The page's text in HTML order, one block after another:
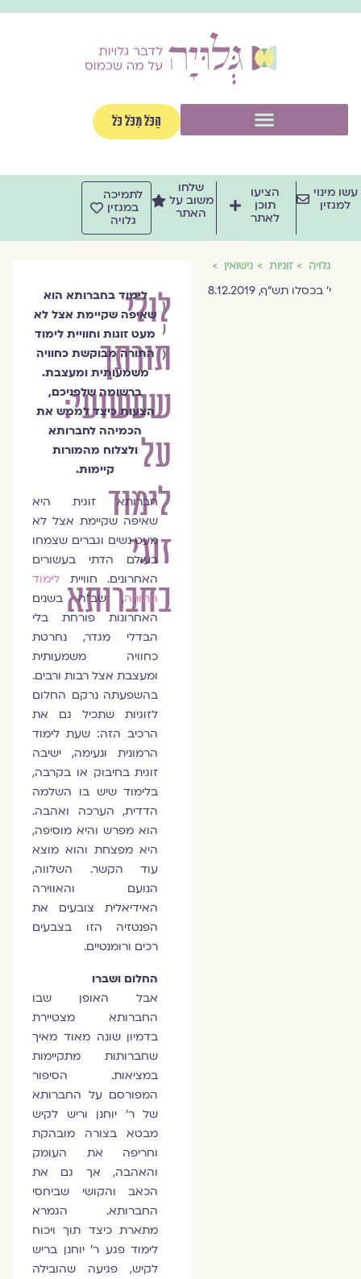
הַכֹּל מִכֹּל כֹּל
מינוי
למגזין
הציעו
תוכן
לאתר
שלחו
משוב על
האתר
לתמיכה
במגזין
גלויה
גלויה זוגיות נישואין
י' בכסלו תש"ף, 8.12.2019
לולי
תורתך
שעשועי:
על
לימוד
זוגי
בחברותא
הרבנית
שרה
סגל־כץ
לימוד בחברותא הוא
שאיפה שקיימת אצל לא
מעט זוגות וחוויית לימוד
התורה מבוקשת כחוויה
משמעותית ומעצבת.
ברשומה שלפניכם,
הצעות כיצד לממש את
הכמיהה לחברותא
ולצלוח מהמורות
קיימות.
חברותא זוגית היא
שאיפה שקיימת אצל לא
מעט נשים וגברים שצמחו
בעולם הדתי בעשורים
האחרונים. חוויית
לימוד
התורה, שב"ה בשנים
האחרונות פורחת בלי
הבדלי מגדר, נחרטת
כחוויה משמעותית
ומעצבת אצל רבות ורבים.
בהשפעתה נרקם החלום
לזוגיות שתכיל גם את
הרכיב הזה: שעת לימוד
הרמונית ונעימה, ישיבה
זוגית בחיבוק או בקרבה,
בלימוד שיש בו השלמה
הדדית, הערכה ואהבה.
הוא מפרש והיא מוסיפה,
היא מפצחת והוא מוצא
עוד הקשר. השלווה,
הנועם והאווירה
האידיאלית צובעים את
הפנטזיה הזו בצבעים
רכים ורומנטיים.
החלום ושברו
אבל האופן שבו
החברותא מצטיירת
בדמיון שונה מאוד מאיך
שחברותות מתקיימות
במציאות. הסיפור
המפורסם על החברותא
של ר' יוחנן וריש לקיש
מבטא בצורה מובהקת
וחריפה את העומק
והאהבה, אך גם את
הכאב והקושי שביחסי
החברותא. הגמרא
מתארת כיצד תוך ויכוח
לימוד פגע ר' יוחנן בריש
לקיש, פגיעה שהובילה